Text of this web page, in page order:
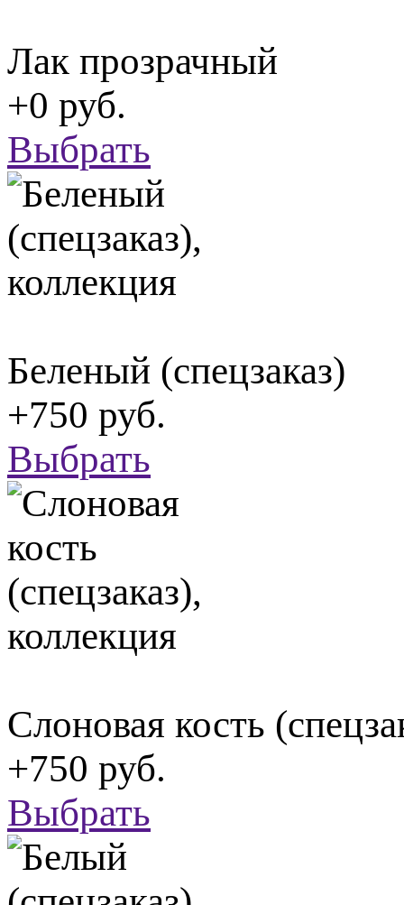
Лак прозрачный
+0 руб.
Выбрать
Беленый (спецзаказ)
+750 руб.
Выбрать
Слоновая кость
+750 руб.
Выбрать